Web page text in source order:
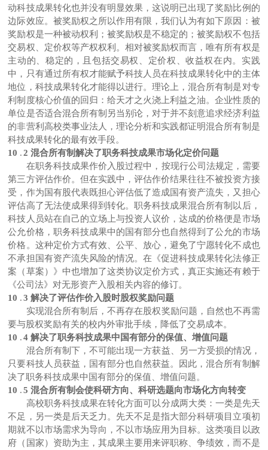
动科技成果转化也并没有明显效果，这说明已出现了奖励比例的
边际效应。被奖励权之所以作用有限，我们认为有如下原因：被
奖励权是一种被动权利；被奖励权是不稳定的；被奖励权不包括
交易权、定价权等产权权利。相对被奖励权而言，唯有所有权是
主动的、稳定的，且包括交易权、定价权、收益权在内。实践
中，只有通过所有权才能赋予科技人员在科技成果转化中的主体
地位，科技成果转化才能得以进行。理论上，混合所有制是对专
利制度核心价值的回归：给天才之火浇上利益之油。企业性质的
单位是否适合混合所有制另当别论，对于并不刻意追求经济利益
的非营利高校类事业法人，理论分析和实践都证明混合所有制是
科技成果转化的最有效手段。
10 . 2 混合所有制解决了职务科技成果市场化定价问题
在职务科技成果作价入股过程中，按现行公司法规定，需要
第三方评估作价。但在实践中，评估作价结果往往不被投资方接
受，作为国有股代表既担心评估低了造成国有资产流失，又担心
评估高了无法使成果得到转化。职务科技成果混合所有制以后，
科技人员站在自己的立场上与投资人议价，达成的价格便是市场
公允价格，职务科技成果中的国有部分也自然得到了公允的市场
价格。这种定价方式有效、公平、放心，避免了宁愿转化不成也
不承担国有资产流失风险的情况。在《促进科技成果转化法修正
案（草案）》中也增加了这类协议定价方式，真正实施还有赖于
《公司法》对无形资产入股相关内容的修订。
10 . 3 解决了评估作价入股时股权奖励问题
实现混合所有制后，不再存在股权奖励问题，自然也不再需
要与股权奖励有关的校内外审批手续，降低了交易成本。
10 . 4 解决了职务科技成果中国有部分的保值、增值问题
混合所有制下，不可能出现一方获益、另一方受损的情况，
只要科技人员获益，国有部分也自然获益。因此，混合所有制解
决了职务科技成果中国有部分的保值、增值问题。
10 . 5 混合所有制会使科研方向、科研选题向市场化方向转变
高校职务科技成果在转化方面可以分成两大类：一类是先天
不足，另一类是后天乏力。先天不足是指大部分科研项目立项初
期就不以市场需求为导向，不以市场应用为目标。这类项目以政
府（国家）资助为主，其成果主要用来评职称、争绩效，而不是